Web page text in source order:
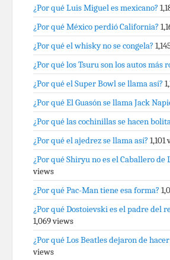
¿Por qué Luis Miguel es mexicano?
¿Por qué México perdió California?
¿Por qué el whisky no se congela?
¿Por qué los Tsuru son los autos más
¿Por qué el Super Bowl se llama así?
¿Por qué El Guasón se llama Jack
¿Por qué las cochinillas se hacen
¿Por qué el ajedrez se llama así? 1,101
¿Por qué Shiryu no es el Caballero de
views
¿Por qué Pac-Man tiene esa forma?
¿Por qué Dostoievski es el padre del
1,069 views
¿Por qué Los Beatles dejaron de
views